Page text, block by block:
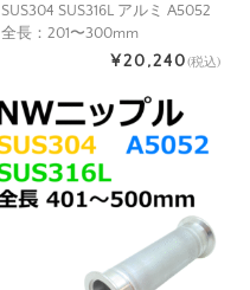
SUS304 SUS316L アルミ A5052
全長：201〜300mm
¥20,240(税込)